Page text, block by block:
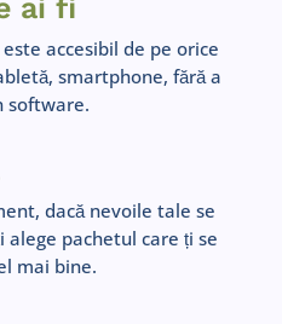
ai fi
accesibil de pe orice
smartphone, fără a
software.
dacă nevoile tale se
alege pachetul care ți se
mai bine.